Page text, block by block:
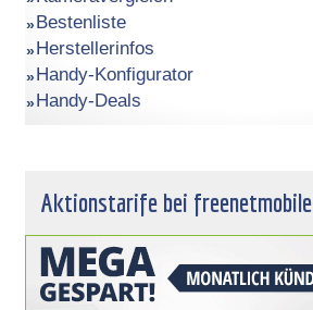
Bestenliste
Herstellerinfos
Handy-Konfigurator
Handy-Deals
Aktionstarife bei freenetmobile